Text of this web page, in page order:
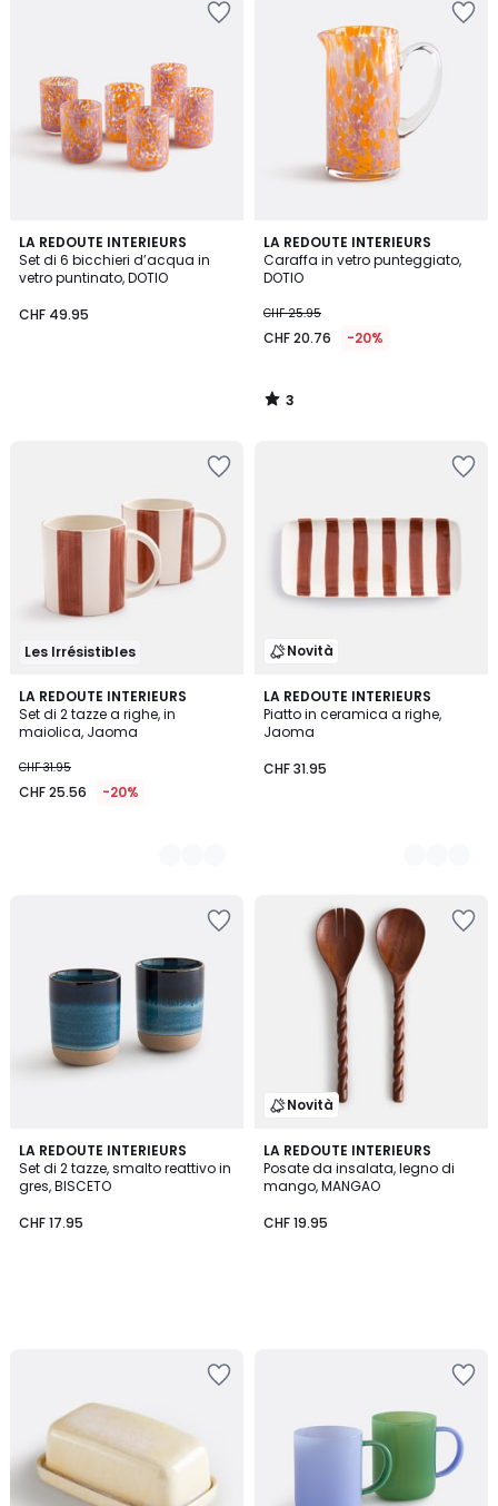
LA REDOUTE INTERIEURS
Set di 6 bicchieri d’acqua in
vetro puntinato, DOTIO
CHF 49.95
LA REDOUTE INTERIEURS
Caraffa in vetro punteggiato,
DOTIO
CHF 25.95
CHF 20.76 -20%
3
/
5
3
/
Les Irrésistibles
LA REDOUTE INTERIEURS
Set di 2 tazze a righe, in
maiolica, Jaoma
CHF 31.95
CHF 25.56 -20%
2
Colori
Novità
LA REDOUTE INTERIEURS
Piatto in ceramica a righe,
Jaoma
CHF 31.95
2
Colori
LA REDOUTE INTERIEURS
Set di 2 tazze, smalto reattivo in
gres, BISCETO
CHF 17.95
Novità
LA REDOUTE INTERIEURS
Posate da insalata, legno di
mango, MANGAO
CHF 19.95